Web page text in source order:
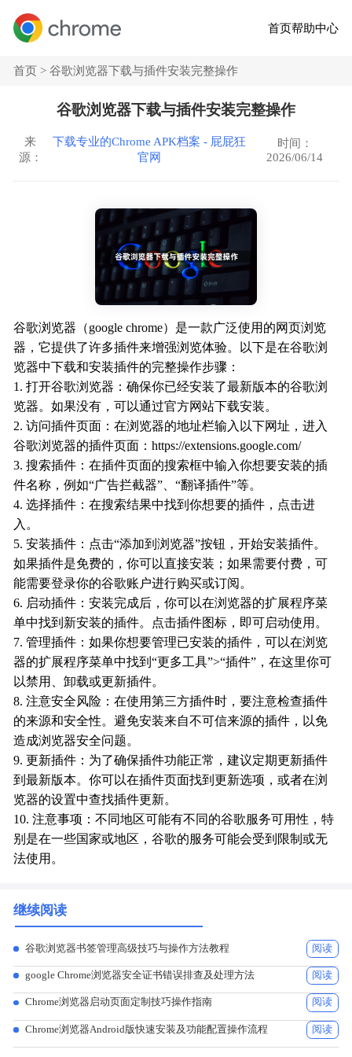
首页帮助中心
首页 >谷歌浏览器下载与插件安装完整操作
谷歌浏览器下载与插件安装完整操作
来
源：
下载专业的Chrome APK档案 - 屁屁狂
官网
时间：
2026/06/14
谷歌浏览器（google chrome）是一款广泛使用的网页浏览
器，它提供了许多插件来增强浏览体验。以下是在谷歌浏
览器中下载和安装插件的完整操作步骤：
1. 打开谷歌浏览器：确保你已经安装了最新版本的谷歌浏
览器。如果没有，可以通过官方网站下载安装。
2. 访问插件页面：在浏览器的地址栏输入以下网址，进入
谷歌浏览器的插件页面：https://extensions.google.com/
3. 搜索插件：在插件页面的搜索框中输入你想要安装的插
件名称，例如“广告拦截器”、“翻译插件”等。
4. 选择插件：在搜索结果中找到你想要的插件，点击进
入。
5. 安装插件：点击“添加到浏览器”按钮，开始安装插件。
如果插件是免费的，你可以直接安装；如果需要付费，可
能需要登录你的谷歌账户进行购买或订阅。
6. 启动插件：安装完成后，你可以在浏览器的扩展程序菜
单中找到新安装的插件。点击插件图标，即可启动使用。
7. 管理插件：如果你想要管理已安装的插件，可以在浏览
器的扩展程序菜单中找到“更多工具”>“插件”，在这里你可
以禁用、卸载或更新插件。
8. 注意安全风险：在使用第三方插件时，要注意检查插件
的来源和安全性。避免安装来自不可信来源的插件，以免
造成浏览器安全问题。
9. 更新插件：为了确保插件功能正常，建议定期更新插件
到最新版本。你可以在插件页面找到更新选项，或者在浏
览器的设置中查找插件更新。
10. 注意事项：不同地区可能有不同的谷歌服务可用性，特
别是在一些国家或地区，谷歌的服务可能会受到限制或无
法使用。
继续阅读
谷歌浏览器书签管理高级技巧与操作方法教程 阅读
google Chrome浏览器安全证书错误排查及处理方法 阅读
Chrome浏览器启动页面定制技巧操作指南 阅读
Chrome浏览器Android版快速安装及功能配置操作流程 阅读